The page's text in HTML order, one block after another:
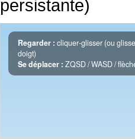
persistante)